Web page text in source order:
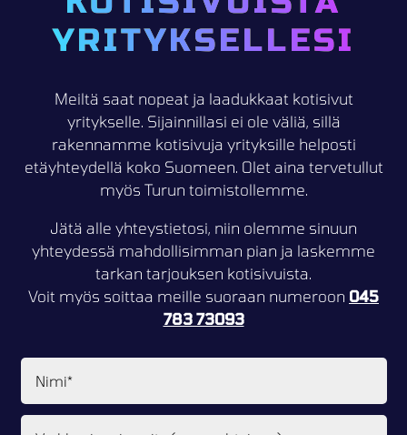
YRITYKSELLESI
Meiltä saat nopeat ja laadukkaat kotisivut
yritykselle. Sijainnillasi ei ole väliä, sillä
rakennamme kotisivuja yrityksille helposti
etäyhteydellä koko Suomeen. Olet aina tervetullut
myös Turun toimistollemme.
Jätä alle yhteystietosi, niin olemme sinuun
yhteydessä mahdollisimman pian ja laskemme
tarkan tarjouksen kotisivuista.
Voit myös soittaa meille suoraan numeroon 045
783 73093